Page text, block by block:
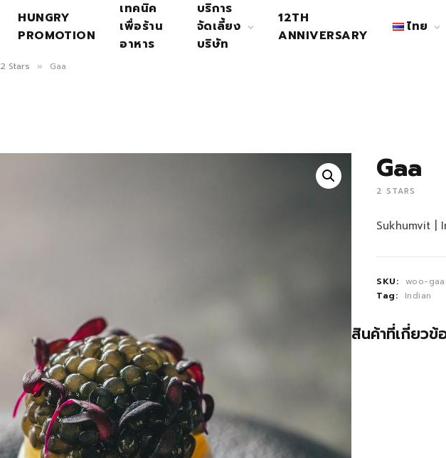
HUNGRY
PROMOTION
เทคนิค
เพื่อร้าน
อาหาร
บริการ
จัดเลี้ยง
บริษัท
12TH
ANNIVERSARY
ไทย
2 Stars » Gaa
Gaa
2 STARS
Sukhumvit |
SKU: woo-gaa
Tag:
Indian
สินค้าที่เกี่ยวข้